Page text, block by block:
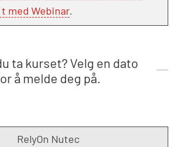
med Webinar.
ta kurset? Velg en dato
å melde deg på.
RelyOn Nutec